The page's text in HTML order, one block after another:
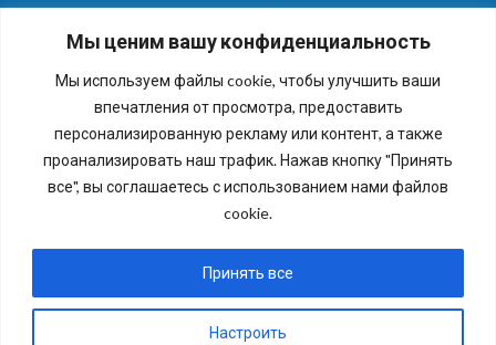
Мы ценим вашу конфиденциальность
Мы используем файлы cookie, чтобы улучшить ваши
впечатления от просмотра, предоставить
персонализированную рекламу или контент, а также
проанализировать наш трафик. Нажав кнопку "Принять
все", вы соглашаетесь с использованием нами файлов
cookie.
Настроить
Принять все
Последние номера наших газет
Copyright © 2026 Внутригородское муниципальное
образование города федерального значения Санкт-
Петербурга муниципальный округ №54. Все права
защищены.